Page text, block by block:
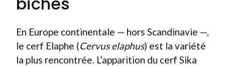
En Europe continentale — hors Scandinavie —,
le cerf Elaphe (Cervus elaphus) est la variété
la plus rencontrée. L’apparition du cerf Sika